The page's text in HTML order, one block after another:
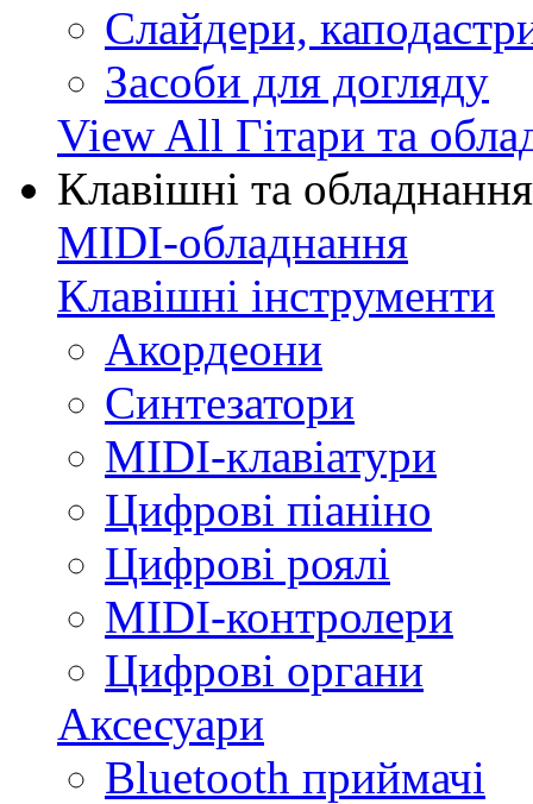
Слайдери,
Засоби для догляду
View All Гітари та
Клавішні та обладнання
MIDI-обладнання
Клавішні інструменти
Акордеони
Синтезатори
MIDI-клавіатури
Цифрові піаніно
Цифрові роялі
MIDI-контролери
Цифрові органи
Аксесуари
Bluetooth приймачі